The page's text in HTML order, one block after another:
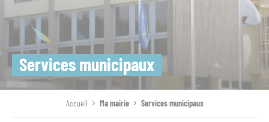
Services municipaux
Accueil Ma mairie Services municipaux